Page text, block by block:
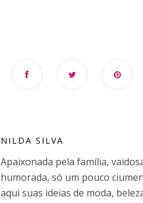
NILDA SILVA
Apaixonada pela família,
humorada, só um pouco
aqui suas ideias de moda,